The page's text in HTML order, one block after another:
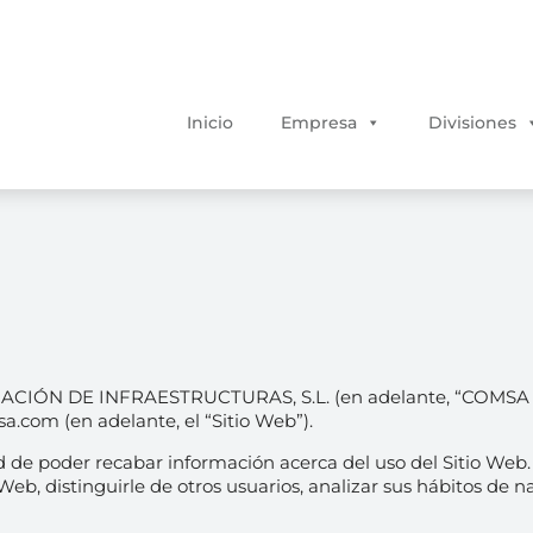
Inicio Empresa Divisiones
DE INFRAESTRUCTURAS, S.L. (en adelante,
(en adelante, el “Sitio Web”).
de poder recabar información acerca del uso del Sitio
distinguirle de otros usuarios, analizar sus hábitos de